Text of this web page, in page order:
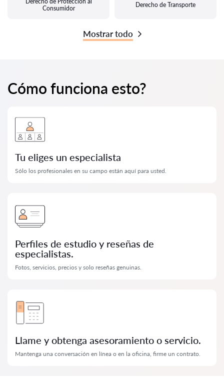
Consumidor
Derecho de Transporte
Mostrar todo
Cómo funciona esto?
Tu eliges un especialista
Sólo los profesionales en su campo están aquí para usted.
Perfiles de estudio y reseñas de
especialistas.
Fotos, servicios, precios y solo reseñas genuinas.
Llame y obtenga asesoramiento o servicio.
Mantenga una conversación en línea o en la oficina, firme un contrato.